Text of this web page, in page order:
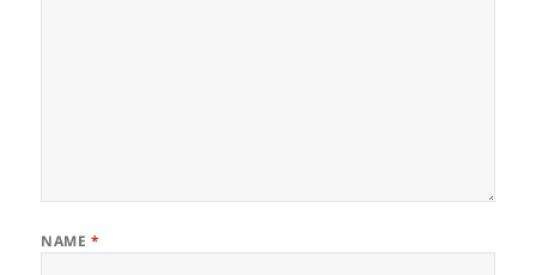
NAME *